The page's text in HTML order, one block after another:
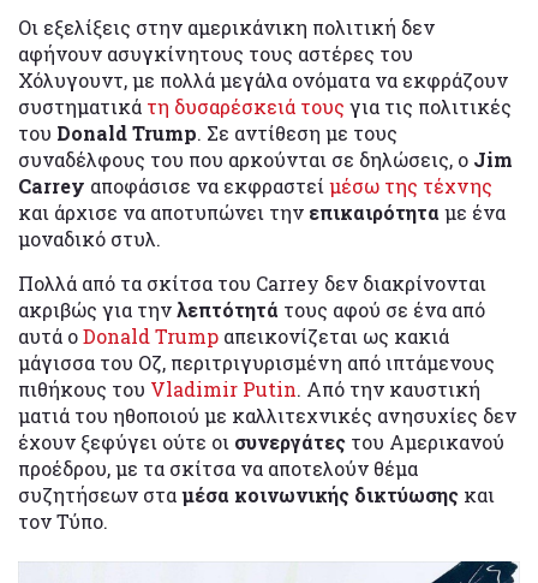
Οι εξελίξεις στην αμερικάνικη πολιτική δεν
αφήνουν ασυγκίνητους τους αστέρες του
Χόλυγουντ, με πολλά μεγάλα ονόματα να εκφράζουν
συστηματικά τη δυσαρέσκειά τους για τις πολιτικές
του Donald Trump. Σε αντίθεση με τους
συναδέλφους του που αρκούνται σε δηλώσεις, ο Jim
Carrey αποφάσισε να εκφραστείμέσω της τέχνης
και άρχισε να αποτυπώνει την επικαιρότηταμε ένα
μοναδικό στυλ.
Πολλά από τα σκίτσα του Carrey δεν διακρίνονται
ακριβώς για τηνλεπτότητά τους αφού σε ένα από
αυτά οDonald Trump απεικονίζεται ως κακιά
μάγισσα του Οζ, περιτριγυρισμένη από ιπτάμενους
πιθήκους του Vladimir Putin. Από την καυστική
ματιά του ηθοποιού με καλλιτεχνικές ανησυχίες δεν
έχουν ξεφύγει ούτε οι συνεργάτες του Αμερικανού
προέδρου, με τα σκίτσα να αποτελούν θέμα
συζητήσεων σταμέσα κοινωνικής δικτύωσης και
τον Τύπο.